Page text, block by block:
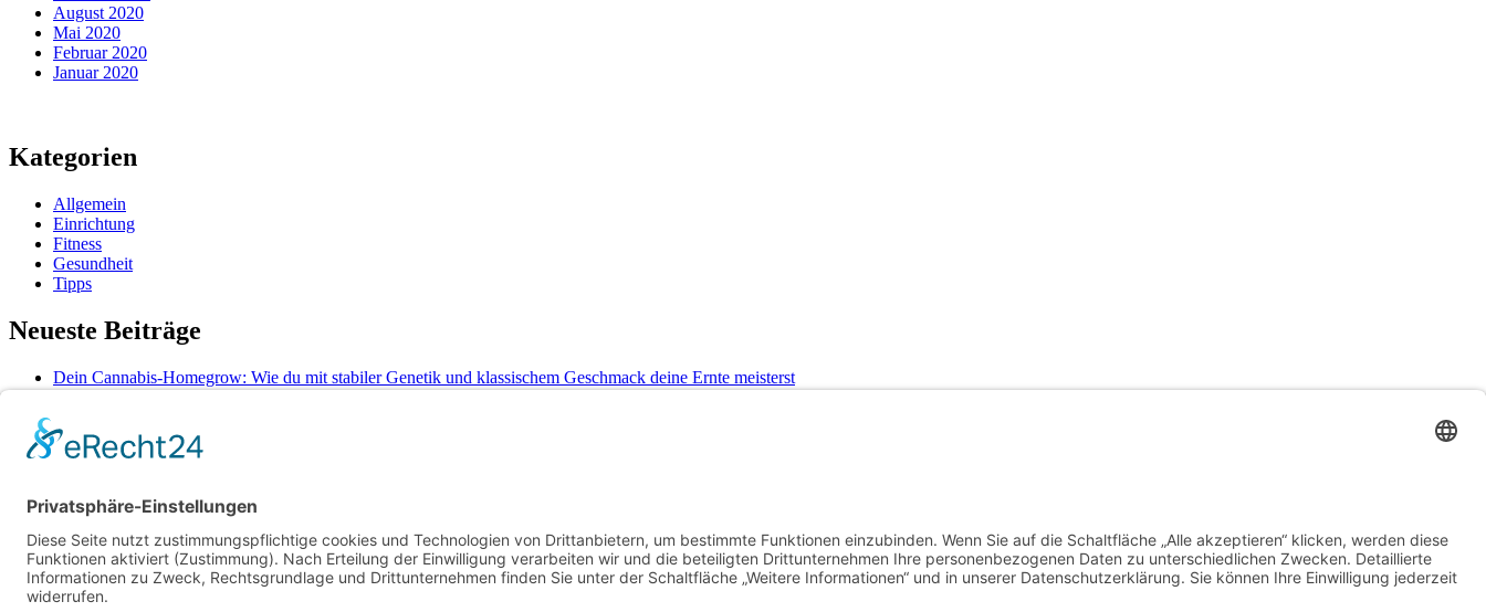
August 2020
Mai 2020
Februar 2020
Januar 2020
Kategorien
Allgemein
Einrichtung
Fitness
Gesundheit
Tipps
Neueste Beiträge
Dein Cannabis-Homegrow: Wie du mit stabiler Genetik und klassischem Geschmack deine Ernte meisterst
So bleibt Ihre Bettdecke auch nach Jahren noch formstabil und temperaturausgleichend
Wenn medizinische Fehler zum Kampf werden: Ihre Rechte kennen und durchsetzen
Schlagwörter
Alltag Arbeitsplatz cbd online Digital Erkältung Fitness Gesundheit Grossstadt Hautpflege joggen Kampfkunst laufen Lauftherapie Mariendistel Menthal Motivation NEM Praxis Sling Trainer SportStress Therapie Tipps Training Verein
Vitalität Wasserbett